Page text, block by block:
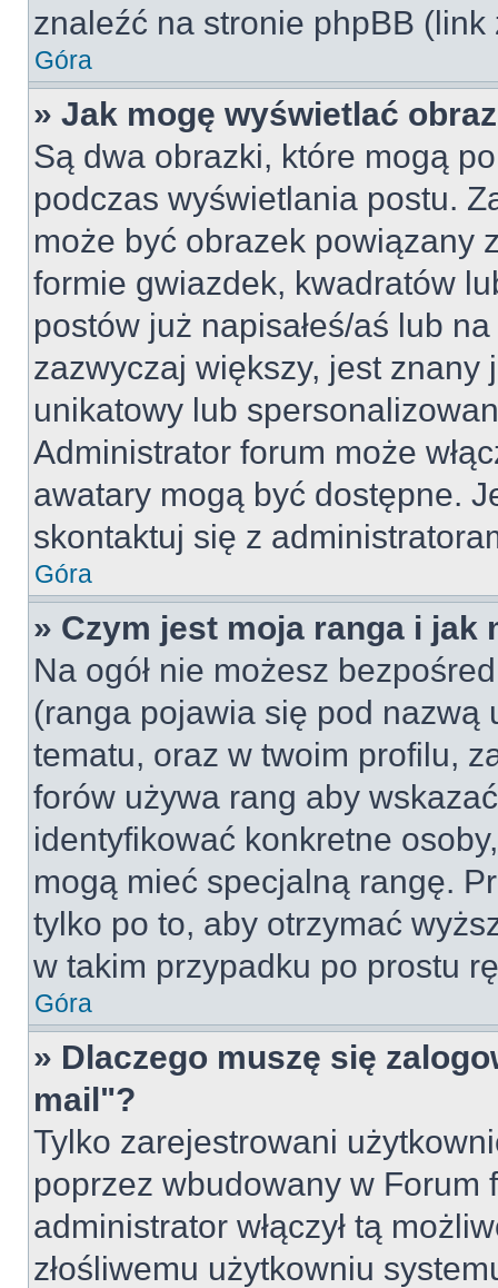
znaleźć na stronie phpBB
Góra
» Jak mogę wyświetlać
Są dwa obrazki, które mogą
podczas wyświetlania postu.
może być obrazek powiązany
formie gwiazdek, kwadratów
postów już napisałeś/aś lub
zazwyczaj większy, jest
unikatowy lub
Administrator forum może
awatary mogą być dostępne.
skontaktuj się z
Góra
» Czym jest moja ranga i jak
Na ogół nie możesz
(ranga pojawia się pod
tematu, oraz w twoim profilu,
forów używa rang aby
identyfikować konkretne
mogą mieć specjalną rangę.
tylko po to, aby otrzymać
w takim przypadku po prostu
Góra
» Dlaczego muszę się
mail"?
Tylko zarejestrowani
poprzez wbudowany w Forum
administrator włączył tą
złośliwemu użytkowniu